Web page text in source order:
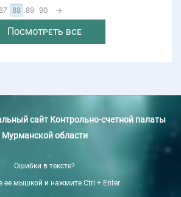
87 88 89 90 →
Посмотреть все
сайт Контрольно-счетной палаты
Мурманской области
Ошибки в тексте?
ее мышкой и нажмите Ctrl + Enter